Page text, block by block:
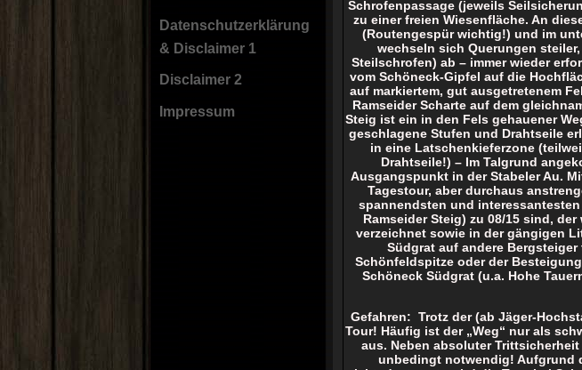
Datenschutzerklärung
& Disclaimer 1
Disclaimer 2
Impressum
Schrofenpassage (jeweils
zu einer freien Wiesenfläche. An
(Routengespür wichtig!) und im
wechseln sich Querungen
Steilschrofen) ab – immer wieder
vom Schöneck-Gipfel auf die
auf markiertem, gut ausgetretenem
Ramseider Scharte auf dem
Steig ist ein in den Fels gehauener
geschlagene Stufen und Drahtseile
in eine Latschenkieferzone
Drahtseile!) – Im Talgrund
Ausgangspunkt in der Stabeler Au.
Tagestour, aber durchaus
spannendsten und interessantesten
Ramseider Steig) zu 08/15 sind,
verzeichnet sowie in der gängigen
Südgrat auf andere
Schönfeldspitze oder der
Schöneck Südgrat (u.a. Hohe
Gefahren: Trotz der (ab Jäger-
Tour! Häufig ist der „Weg“ nur als
aus. Neben absoluter
unbedingt notwendig! Aufgrund